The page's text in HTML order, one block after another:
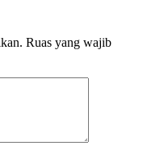
Ruas yang wajib